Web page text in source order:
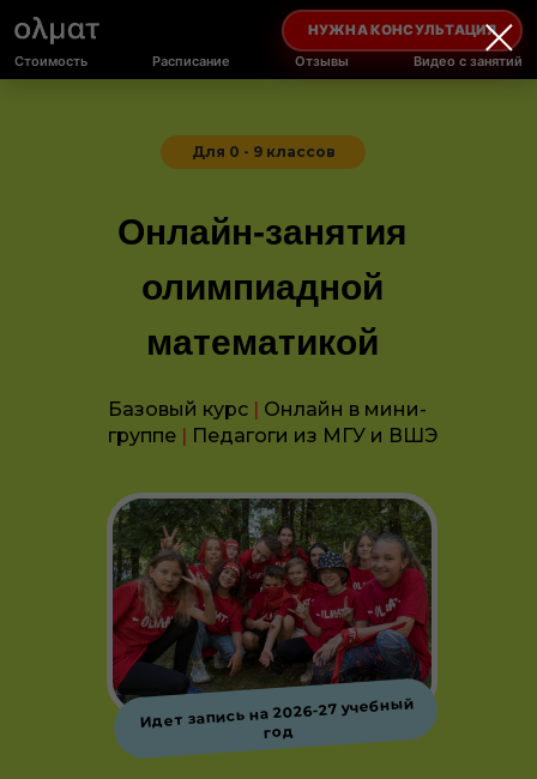
Стоимость Расписание Отзывы Видео с занятий
НУЖНА КОНСУЛЬТАЦИЯ
Онлайн-занятия
олимпиадной
математикой
Для 0 - 9 классов
Базовый курс | Онлайн в мини-
группе | Педагоги из МГУ и ВШЭ
Идет запись на 2026-27 учебный
год